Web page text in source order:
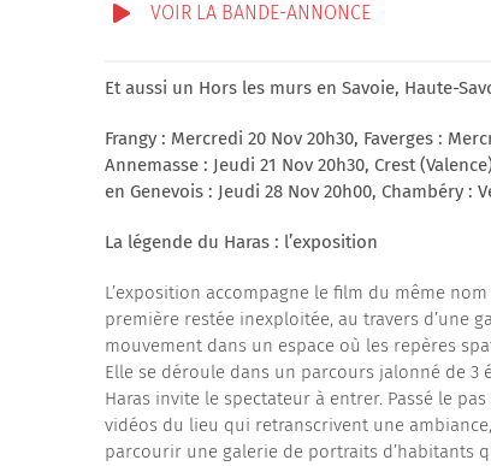
VOIR LA BANDE-ANNONCE
Et aussi un Hors les murs en Savoie, Haute-
Frangy : Mercredi 20 Nov 20h30, Faverges :
Annemasse : Jeudi 21 Nov 20h30, Crest
en Genevois : Jeudi 28 Nov 20h00, Chambéry :
La légende du Haras : l’exposition
L’exposition accompagne le film du même
première restée inexploitée, au travers d’une
mouvement dans un espace où les repères
Elle se déroule dans un parcours jalonné de 3
Haras invite le spectateur à entrer. Passé le
vidéos du lieu qui retranscrivent une
parcourir une galerie de portraits d’habitants